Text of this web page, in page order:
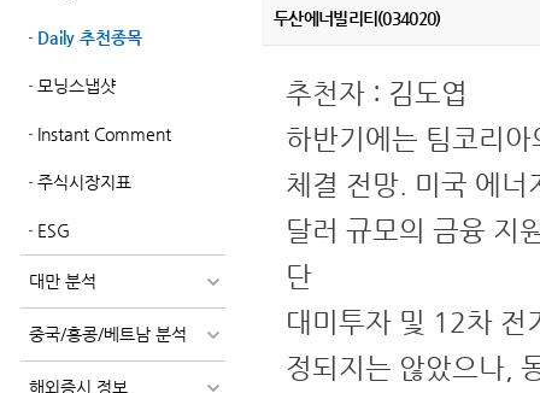
Daily 추천종목
모닝스냅샷
Instant Comment
주식시장지표
ESG
대만 분석
중국/홍콩/베트남 분석
해외증시 정보
두산에너빌리티(034020)
추천자 : 김도엽
하반기에는 팀코리
체결 전망. 미국 에
달러 규모의 금융 지
단
대미투자 및 12차 전
정되지는 않았으나,